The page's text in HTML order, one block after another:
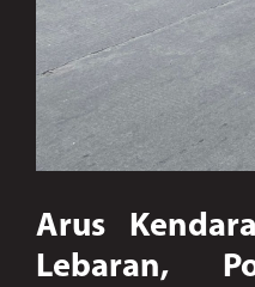
Arus
Lebaran,